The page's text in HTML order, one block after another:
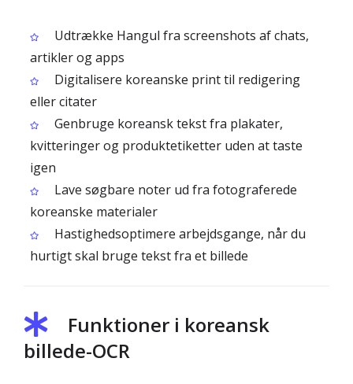
Udtrække Hangul fra screenshots af chats,
artikler og apps
Digitalisere koreanske print til redigering
eller citater
Genbruge koreansk tekst fra plakater,
kvitteringer og produktetiketter uden at taste
igen
Lave søgbare noter ud fra fotograferede
koreanske materialer
Hastighedsoptimere arbejdsgange, når du
hurtigt skal bruge tekst fra et billede
Funktioner i koreansk
billede-OCR